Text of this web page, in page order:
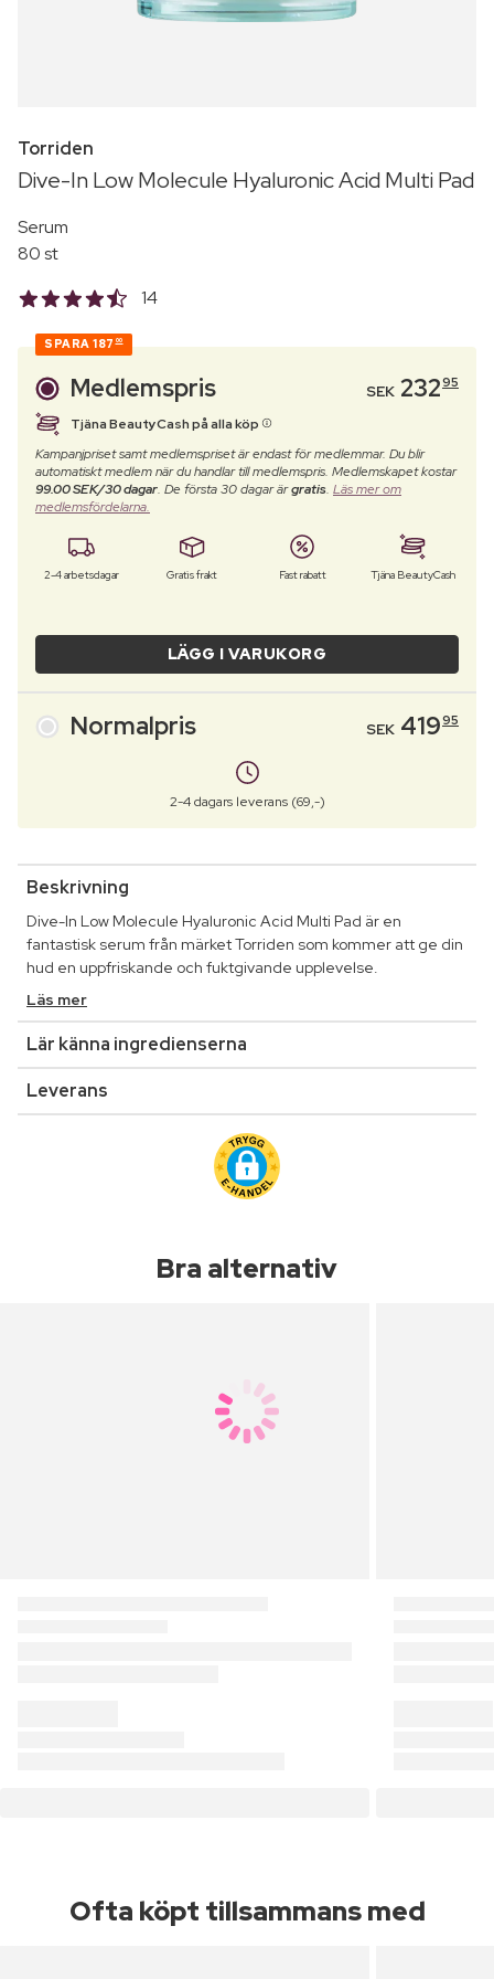
Torriden
Dive-In Low Molecule Hyaluronic Acid Multi Pad
Serum
80 st
14
SPARA 187 00
Medlemspris SEK 23295
Tjäna BeautyCash på alla köp
Kampanjpriset samt medlemspriset är endast för medlemmar. Du blir
automatiskt medlem när du handlar till medlemspris. Medlemskapet kostar
99.00 SEK/30 dagar. De första 30 dagar ärgratis. Läs mer om
medlemsfördelarna.
2-4 arbetsdagar Gratis frakt Fast rabatt Tjäna BeautyCash
LÄGG I VARUKORG
Normalpris SEK 41995
2-4 dagars leverans (69,-)
Beskrivning
Dive-In Low Molecule Hyaluronic Acid Multi Pad är en
fantastisk serum från märket Torriden som kommer att ge din
hud en uppfriskande och fuktgivande upplevelse.
Läs mer
Lär känna ingredienserna
Leverans
Bra alternativ
Ofta köpt tillsammans med